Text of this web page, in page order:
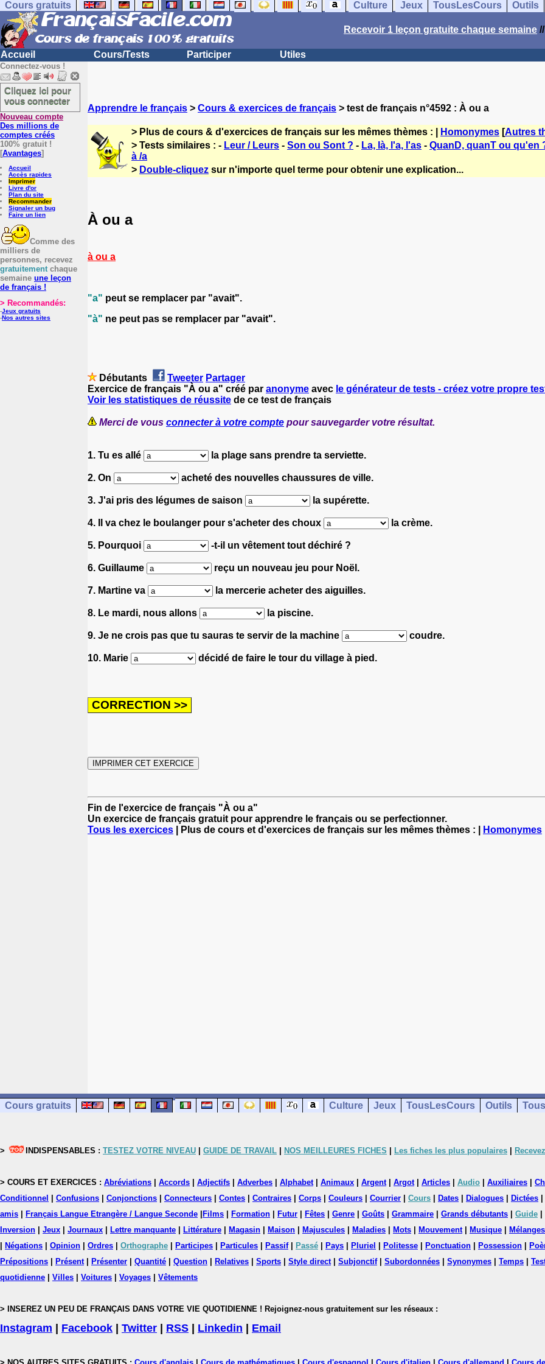
Cours gratuits Culture Jeux TousLesCours Outils
Recevoir 1 leçon gratuite chaque semaine
Accueil Cours/Tests Participer Utiles
Connectez-vous !
Cliquez ici pour
vous connecter
Nouveau compte
Des millions de
comptes créés
100% gratuit !
[Avantages]
Accueil
Accès rapides
Imprimer
Livre d'or
Plan du site
Recommander
Signaler un bug
Faire un lien
Comme des
milliers de
personnes, recevez
gratuitementchaque
semaine une leçon
de français !
> Recommandés:
-Jeux gratuits
-Nos autres sites
Apprendre le français > Cours & exercices de français > test de français n°4592 : À ou a
> Plus de cours & d'exercices de français sur les mêmes thèmes : | Homonymes [Autres
> Tests similaires : - Leur / Leurs - Son ou Sont ? - La, là, l'a, l'as - QuanD, quanT ou qu'en
à /a
> Double-cliquez sur n'importe quel terme pour obtenir une explication...
À ou a
à ou a
"a" peut se remplacer par "avait".
"à" ne peut pas se remplacer par "avait".
Débutants Tweeter Partager
Exercice de français "À ou a" créé par anonyme avec le générateur de tests - créez votre propre
Voir les statistiques de réussite de ce test de français
Merci de vous connecter à votre compte pour sauvegarder votre résultat.
1. Tu es allé la plage sans prendre ta serviette.
2. On acheté des nouvelles chaussures de ville.
3. J'ai pris des légumes de saison la supérette.
4. Il va chez le boulanger pour s'acheter des choux la crème.
5. Pourquoi -t-il un vêtement tout déchiré ?
6. Guillaume reçu un nouveau jeu pour Noël.
7. Martine va la mercerie acheter des aiguilles.
8. Le mardi, nous allons la piscine.
9. Je ne crois pas que tu sauras te servir de la machine coudre.
10. Marie décidé de faire le tour du village à pied.
Fin de l'exercice de français "À ou a"
Un exercice de français gratuit pour apprendre le français ou se perfectionner.
Tous les exercices | Plus de cours et d'exercices de français sur les mêmes thèmes : | Homonymes
Cours gratuits Culture Jeux TousLesCours Outils
> INDISPENSABLES : TESTEZ VOTRE NIVEAU GUIDE DE TRAVAIL NOS MEILLEURES FICHES Les fiches les plus populaires
> COURS ET EXERCICES : Abréviations Accords Adjectifs Adverbes Alphabet| Animaux Argent| Argot| Articles Audio Auxiliaires
Conditionnel
Confusions Conjonctions Connecteurs Contes Contraires Corps Couleurs Courrier Cours Dates Dialogues Dictées
amis
Français Langue Etrangère / Langue Seconde Films Formation Futur Fêtes Genre Goûts Grammaire Grands débutants Guide
Inversion
Jeux Journaux Lettre manquante Littérature Magasin Maison Majuscules Maladies Mots Mouvement| Musique
Mélanges
Négations Opinion Ordres Orthographe Participes Particules Passif| Passé Pays Pluriel Politesse Ponctuation Possession
Prépositions
Présent| Présenter Quantité Question Relatives Sports Style direct| Subjonctif| Subordonnées Synonymes Temps
quotidienne
Villes Voitures Voyages Vêtements
> INSEREZ UN PEU DE FRANÇAIS DANS VOTRE VIE QUOTIDIENNE ! Rejoignez-nous gratuitement sur les réseaux :
Instagram Facebook Twitter RSS Linkedin Email